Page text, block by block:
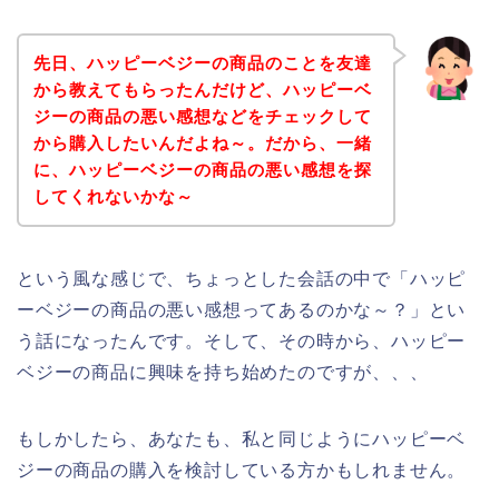
先日、ハッピーベジーの商品のことを友達
から教えてもらったんだけど、ハッピーベ
ジーの商品の悪い感想などをチェックして
から購入したいんだよね～。だから、一緒
に、ハッピーベジーの商品の悪い感想を探
してくれないかな～
という風な感じで、ちょっとした会話の中で「ハッピ
ーベジーの商品の悪い感想ってあるのかな～？」とい
う話になったんです。そして、その時から、ハッピー
ベジーの商品に興味を持ち始めたのですが、、、
もしかしたら、あなたも、私と同じようにハッピーベ
ジーの商品の購入を検討している方かもしれません。